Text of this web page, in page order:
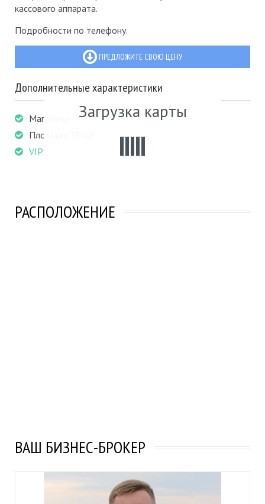
кассового аппарата.
Подробности по телефону.
ПРЕДЛОЖИТЕ СВОЮ ЦЕНУ
Дополнительные характеристики
Магазины
Площадь 75 m²
VIP
РАСПОЛОЖЕНИЕ
Загрузка карты
ВАШ БИЗНЕС-БРОКЕР